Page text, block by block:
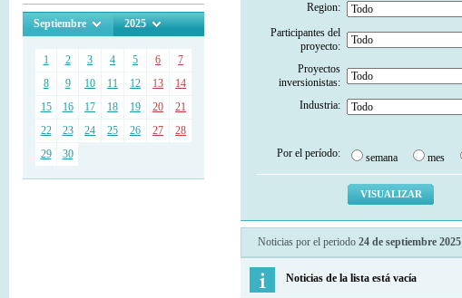
Septiembre 2025
1 2 3 4 5 6
7
8
9 10 11 12 13
14
15
16 17 18 19 20
21
22
23 24 25 26 27
28
29
30
Region:
Participantes del
proyecto:
Proyectos
inversionistas:
Industria:
Por el período: semana mes
Noticias por el periodo 24 de septiembre 2025
Noticias de la lista está vacía